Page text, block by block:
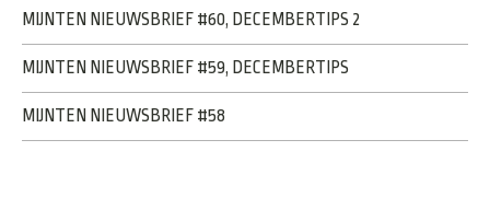
MIJNTEN NIEUWSBRIEF #60, DECEMBERTIPS 2
MIJNTEN NIEUWSBRIEF #59, DECEMBERTIPS
MIJNTEN NIEUWSBRIEF #58